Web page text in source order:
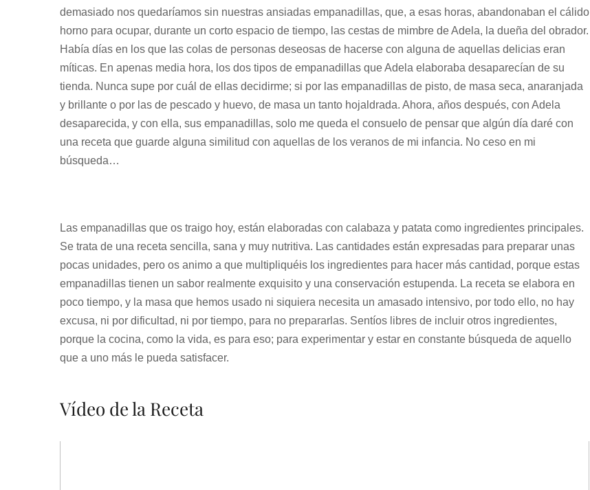
demasiado nos quedaríamos sin nuestras ansiadas empanadillas, que, a esas horas, abandonaban el cálido
horno para ocupar, durante un corto espacio de tiempo, las cestas de mimbre de Adela, la dueña del obrador.
Había días en los que las colas de personas deseosas de hacerse con alguna de aquellas delicias eran
míticas. En apenas media hora, los dos tipos de empanadillas que Adela elaboraba desaparecían de su
tienda. Nunca supe por cuál de ellas decidirme; si por las empanadillas de pisto, de masa seca, anaranjada
y brillante o por las de pescado y huevo, de masa un tanto hojaldrada. Ahora, años después, con Adela
desaparecida, y con ella, sus empanadillas, solo me queda el consuelo de pensar que algún día daré con
una receta que guarde alguna similitud con aquellas de los veranos de mi infancia. No ceso en mi
búsqueda…
Las empanadillas que os traigo hoy, están elaboradas con calabaza y patata como ingredientes principales.
Se trata de una receta sencilla, sana y muy nutritiva. Las cantidades están expresadas para preparar unas
pocas unidades, pero os animo a que multipliquéis los ingredientes para hacer más cantidad, porque estas
empanadillas tienen un sabor realmente exquisito y una conservación estupenda. La receta se elabora en
poco tiempo, y la masa que hemos usado ni siquiera necesita un amasado intensivo, por todo ello, no hay
excusa, ni por dificultad, ni por tiempo, para no prepararlas. Sentíos libres de incluir otros ingredientes,
porque la cocina, como la vida, es para eso; para experimentar y estar en constante búsqueda de aquello
que a uno más le pueda satisfacer.
Vídeo de la Receta